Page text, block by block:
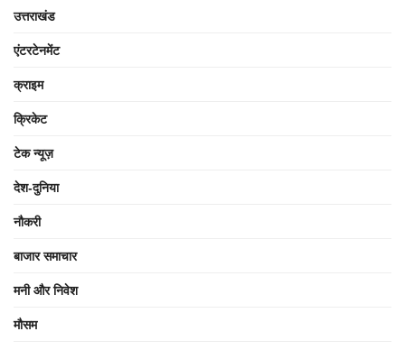
उत्तराखंड
एंटरटेनमेंट
क्राइम
क्रिकेट
टेक न्यूज़
देश-दुनिया
नौकरी
बाजार समाचार
मनी और निवेश
मौसम